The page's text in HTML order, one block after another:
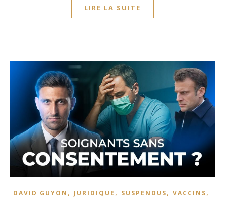
LIRE LA SUITE
DAVID GUYON , JURIDIQUE , SUSPENDUS, VACCINS,